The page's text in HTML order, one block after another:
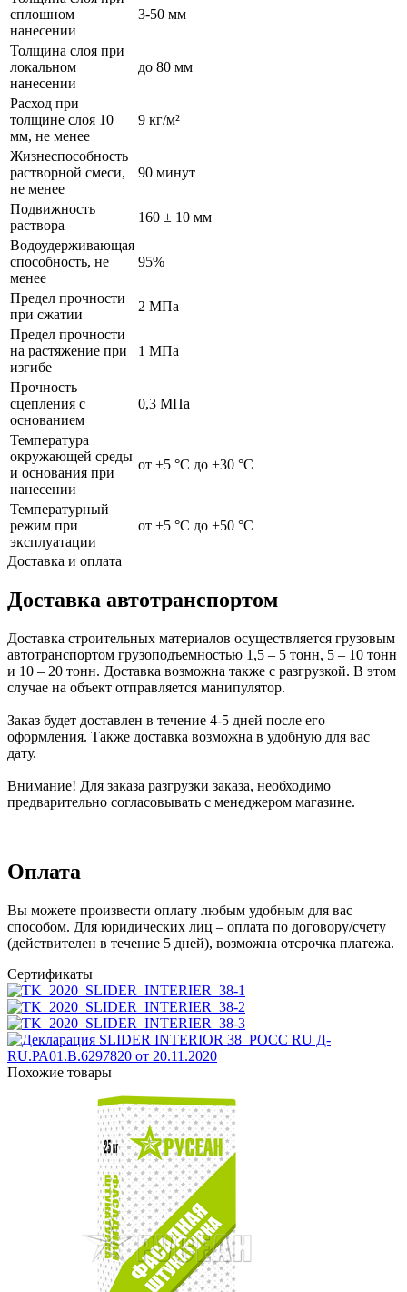
сплошном
нанесении
3-50 мм
Толщина слоя при
локальном
нанесении
до 80 мм
Расход при
толщине слоя 10
мм, не менее
9 кг/м²
Жизнеспособность
растворной смеси,
не менее
90 минут
Подвижность
раствора
160 ± 10 мм
Водоудерживающая
способность, не
менее
95%
Предел прочности
при сжатии
2 МПа
Предел прочности
на растяжение при
изгибе
1 МПа
Прочность
сцепления с
основанием
0,3 МПа
Температура
окружающей среды
и основания при
нанесении
от +5 °С до +30 °С
Температурный
режим при
эксплуатации
от +5 °С до +50 °С
Доставка и оплата
Доставка автотранспортом
Доставка строительных материалов осуществляется грузовым
автотранспортом грузоподъемностью 1,5 – 5 тонн, 5 – 10 тонн
и 10 – 20 тонн. Доставка возможна также с разгрузкой. В этом
случае на объект отправляется манипулятор.
Заказ будет доставлен в течение 4-5 дней после его
оформления. Также доставка возможна в удобную для вас
дату.
Внимание! Для заказа разгрузки заказа, необходимо
предварительно согласовывать с менеджером магазине.
Оплата
Вы можете произвести оплату любым удобным для вас
способом. Для юридических лиц – оплата по договору/счету
(действителен в течение 5 дней), возможна отсрочка платежа.
Сертификаты
Похожие товары